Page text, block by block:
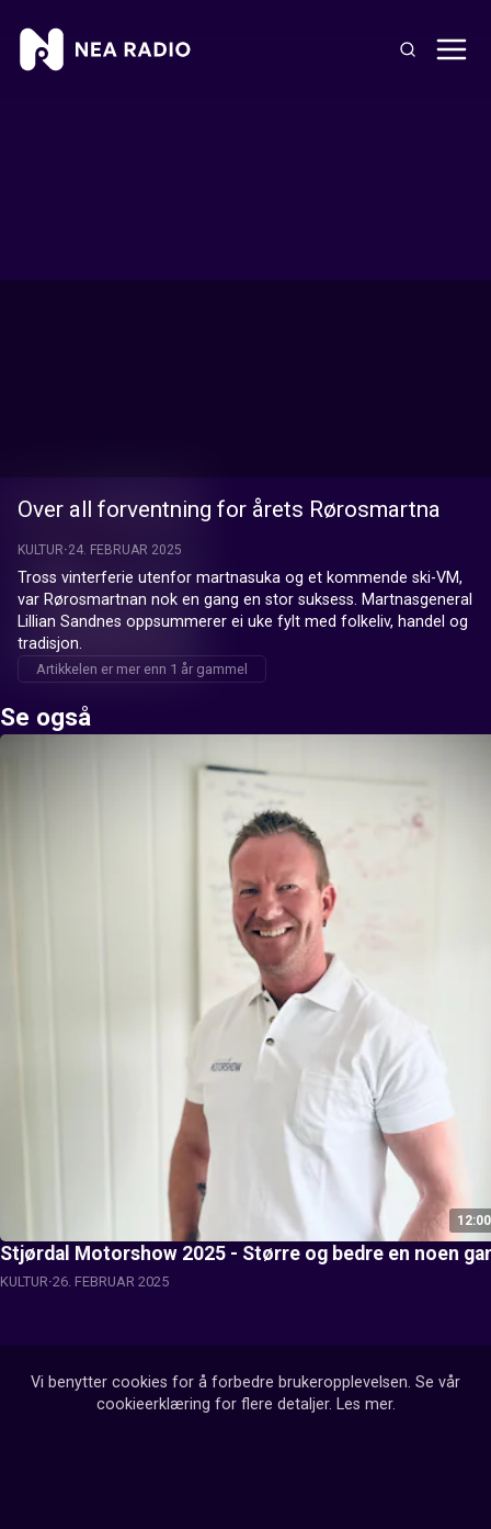
Over all forventning for årets Rørosmartna
KULTUR 24. FEBRUAR 2025
Tross vinterferie utenfor martnasuka og et kommende ski-VM,
var Rørosmartnan nok en gang en stor suksess. Martnasgeneral
Lillian Sandnes oppsummerer ei uke fylt med folkeliv, handel og
tradisjon.
Artikkelen er mer enn 1 år gammel
Se også
12:00
Stjørdal Motorshow 2025 - Større og bedre en noen
KULTUR 26. FEBRUAR 2025
Vi benytter cookies for å forbedre brukeropplevelsen. Se vår
cookieerklæring for flere detaljer. Les mer.